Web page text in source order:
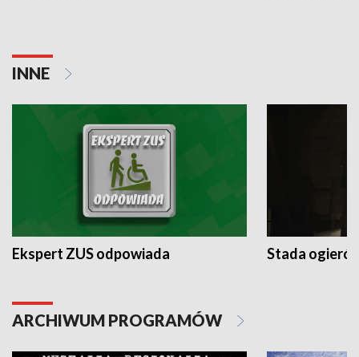
INNE
Ekspert ZUS odpowiada Stada
ARCHIWUM PROGRAMÓW